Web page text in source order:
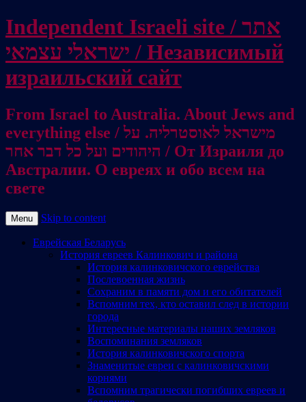
Independent Israeli site / אתר
ישראלי עצמאי / Независимый
израильский сайт
From Israel to Australia. About Jews and
everything else / מישראל לאוסטרליה. על
היהודים ועל כל דבר אחר / От Израиля до
Австралии. О евреях и обо всем на
свете
Menu Skip to content
Еврейская Беларусь
История евреев Калинкович и района
История калинковичского еврейства
Послевоенная жизнь
Сохраним в памяти дом и его обитателей
Вспомним тех, кто оставил след в истории
города
Интересные материалы наших земляков
Воспоминания земляков
История калинковичского спорта
Знаменитые евреи с калинковичскими
корнями
Вспомним трагически погибших евреев и